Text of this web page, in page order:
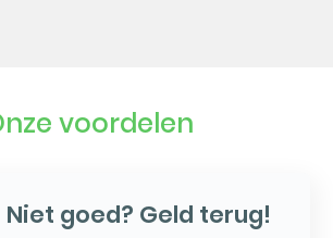
voordelen
Niet goed? Geld terug!